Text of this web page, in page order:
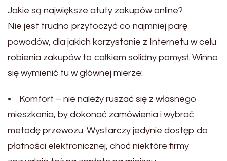
Jakie są największe atuty zakupów online?
Nie jest trudno przytoczyć co najmniej parę
powodów, dla jakich korzystanie z Internetu w celu
robienia zakupów to całkiem solidny pomysł. Winno
się wymienić tu w głównej mierze:
• Komfort – nie należy ruszać się z własnego
mieszkania, by dokonać zamówienia i wybrać
metodę przewozu. Wystarczy jedynie dostęp do
płatności elektronicznej, choć niektóre firmy